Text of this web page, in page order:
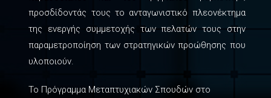
προσδίδοντάς τους το ανταγωνιστικό πλεονέκτημα
της ενεργής συμμετοχής των πελατών τους στην
παραμετροποίηση των στρατηγικών προώθησης που
υλοποιούν.
Το Πρόγραμμα Μεταπτυχιακών Σπουδών στο